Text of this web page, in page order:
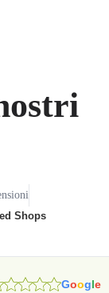
Shops
Google